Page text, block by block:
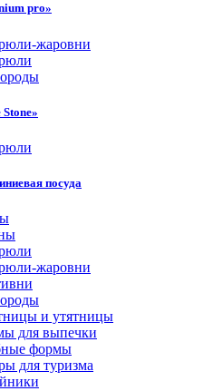
pro»
жаровни
посуда
жаровни
и утятницы
для выпечки
формы
для туризма